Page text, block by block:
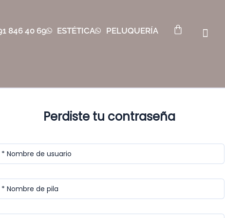
846 40 69 ESTÉTICA PELUQUERÍA
Perdiste tu contraseña
* Nombre de usuario
* Nombre de pila